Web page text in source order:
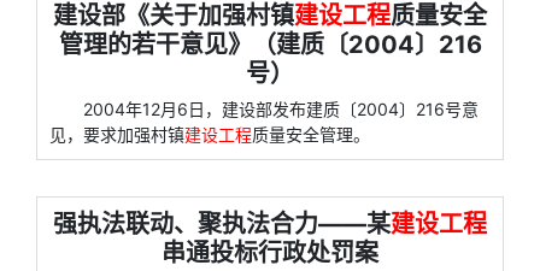
建设部《关于加强村镇建设工程质量安全
管理的若干意见》（建质〔2004〕216
号）
2004年12月6日，建设部发布建质〔2004〕216号意
见，要求加强村镇建设工程质量安全管理。
强执法联动、聚执法合力——某建设工程
串通投标行政处罚案